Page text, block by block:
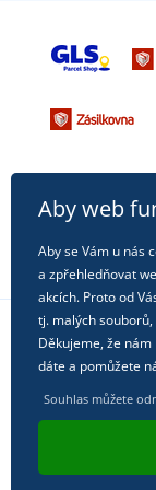
Aby web
Aby se Vám u nás
a zpřehledňovat
akcích. Proto od
tj. malých
Děkujeme, že
dáte a pomůžete
Souhlas můžete